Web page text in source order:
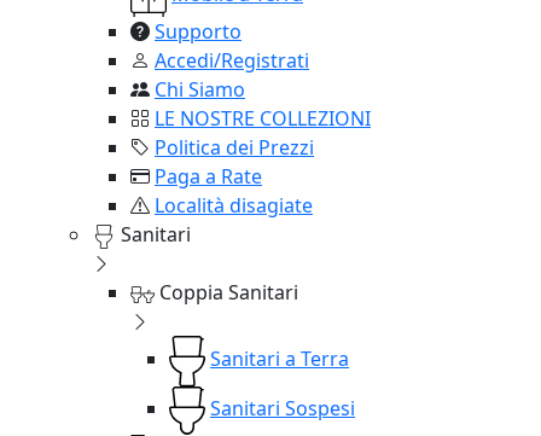
Supporto
Accedi/Registrati
Chi Siamo
LE NOSTRE COLLEZIONI
Politica dei Prezzi
Paga a Rate
Località disagiate
Sanitari
Coppia Sanitari
Sanitari a Terra
Sanitari Sospesi